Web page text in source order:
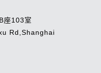
座103室
Rd,Shanghai